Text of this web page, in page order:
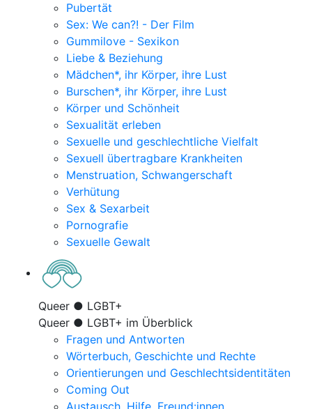
Pubertät
Sex: We can?! - Der Film
Gummilove - Sexikon
Liebe & Beziehung
Mädchen*, ihr Körper, ihre Lust
Burschen*, ihr Körper, ihre Lust
Körper und Schönheit
Sexualität erleben
Sexuelle und geschlechtliche Vielfalt
Sexuell übertragbare Krankheiten
Menstruation, Schwangerschaft
Verhütung
Sex & Sexarbeit
Pornografie
Sexuelle Gewalt
Queer ● LGBT+
Queer ● LGBT+ im Überblick
Fragen und Antworten
Wörterbuch, Geschichte und Rechte
Orientierungen und Geschlechtsidentitäten
Coming Out
Austausch, Hilfe, Freund:innen